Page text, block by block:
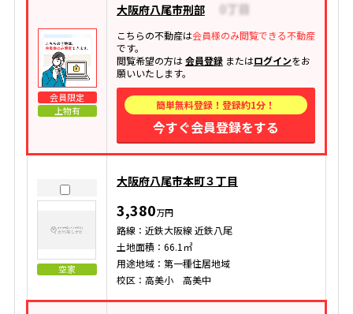
会員限定
上物有
大阪府八尾市刑部
こちらの不動産は会員様のみ閲覧できる不動産
です。
閲覧希望の方は会員登録またはログインをお
願いいたします。
簡単無料登録！登録約1分！
今すぐ会員登録をする
空家
大阪府八尾市本町３丁目
3,380万円
路線：近鉄大阪線 近鉄八尾
土地面積：66.1㎡
用途地域：第一種住居地域
校区：高美小 高美中